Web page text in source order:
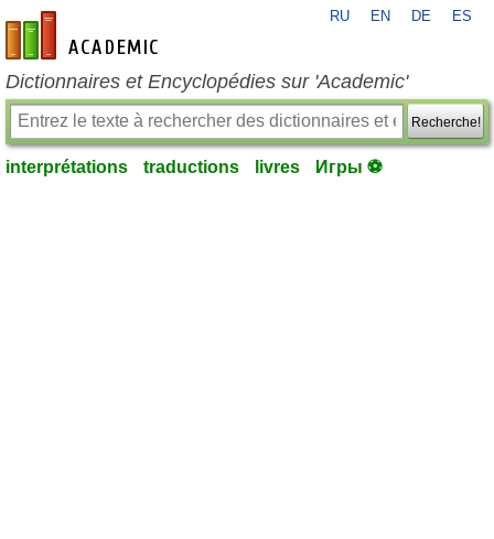
fr-academic.com
RU EN DE ES
Dictionnaires et Encyclopédies sur 'Academic'
Recherche!
interprétations traductions livres Игры ⚽